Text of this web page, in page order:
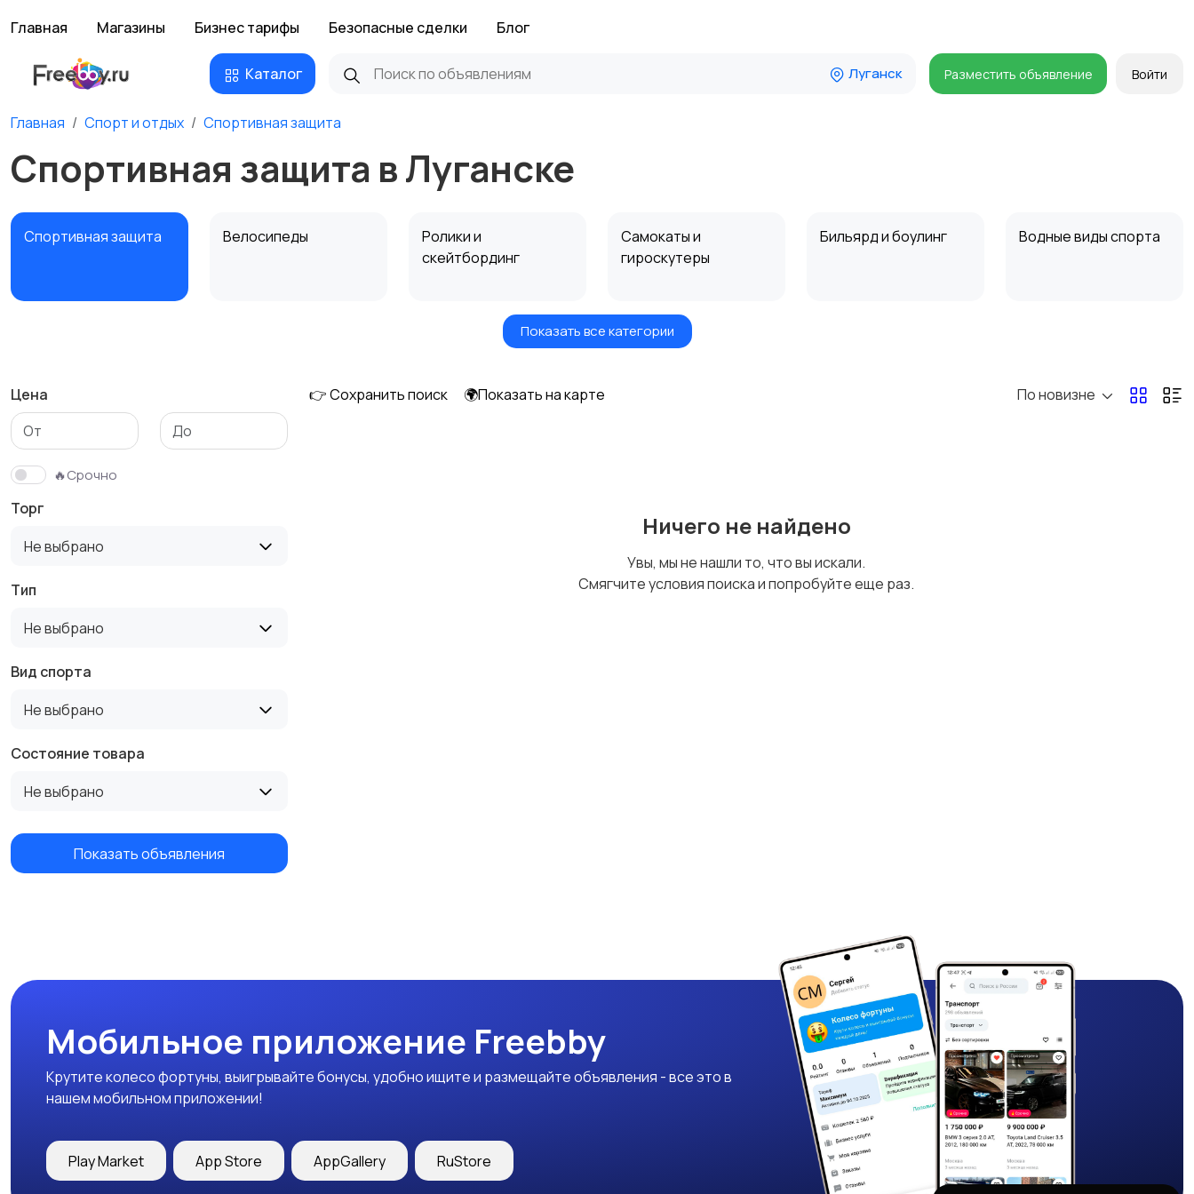
Главная Магазины Бизнес тарифы Безопасные сделки Блог
Каталог Луганск Разместить объявление Войти
Главная Спорт и отдых Спортивная защита
Спортивная защита в Луганске
Спортивная защита Велосипеды
Ролики и
скейтбординг
Самокаты и
гироскутеры
Бильярд и боулинг Водные виды спорта
Игры с мячом Охота и рыбалка
Тренажеры и фитнес Спортивное питание
Показать все категории
Цена
🔥Срочно
Торг
Не выбрано
Тип
Не выбрано
Вид спорта
Не выбрано
Состояние товара
Не выбрано
Показать объявления
👉 Сохранить поиск 🌍Показать на карте По новизне
Ничего не найдено
Увы, мы не нашли то, что вы искали.
Смягчите условия поиска и попробуйте еще раз.
Мобильное приложение Freebby
Крутите колесо фортуны, выигрывайте бонусы, удобно ищите и размещайте объявления - все это в
нашем мобильном приложении!
Play Market App Store AppGallery RuStore